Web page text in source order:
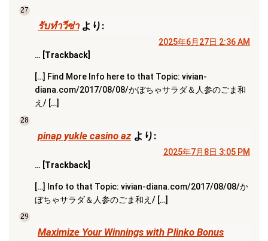
27
รับทำวีซ่า より:
2025年6月27日 2:36 AM
… [Trackback]
[…] Find More Info here to that Topic: vivian-
diana.com/2017/08/08/かぼちゃサラダ＆人参のごま和
え/ […]
28
pinap yukle casino az より:
2025年7月8日 3:05 PM
… [Trackback]
[…] Info to that Topic: vivian-diana.com/2017/08/08/か
ぼちゃサラダ＆人参のごま和え/ […]
29
Maximize Your Winnings with Plinko Bonus